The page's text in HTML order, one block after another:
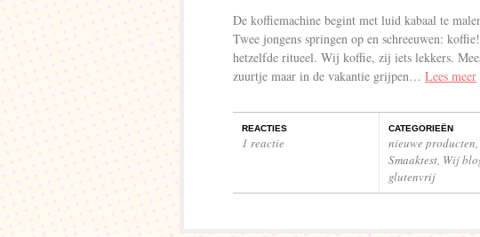
De koffiemachine begint met luid kabaal te
Twee jongens springen op en schreeuwen:
hetzelfde ritueel. Wij koffie, zij iets lekkers.
zuurtje maar in de vakantie grijpen… Lees meer
REACTIES
1 reactie
CATEGORIEËN
nieuwe producten,
Smaaktest, Wij
glutenvrij